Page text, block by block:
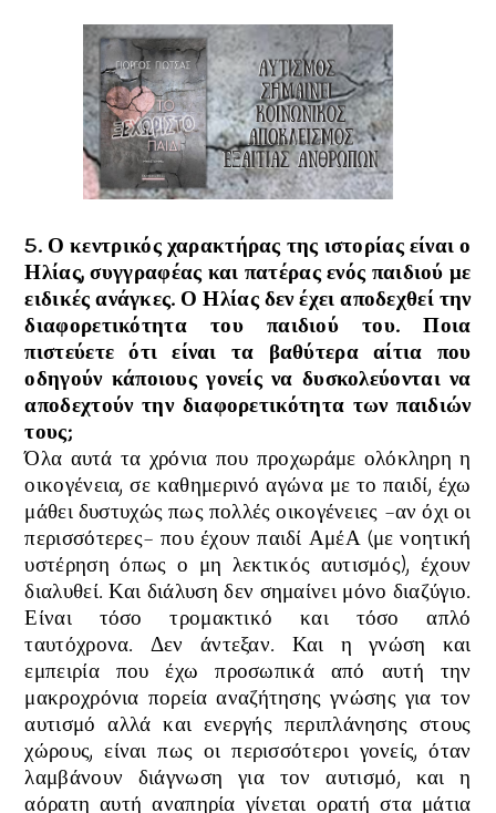
5. Ο κεντρικός χαρακτήρας της ιστορίας είναι ο
Ηλίας, συγγραφέας και πατέρας ενός παιδιού με
ειδικές ανάγκες. Ο Ηλίας δεν έχει αποδεχθεί την
διαφορετικότητα του παιδιού του. Ποια
πιστεύετε ότι είναι τα βαθύτερα αίτια που
οδηγούν κάποιους γονείς να δυσκολεύονται να
αποδεχτούν την διαφορετικότητα των παιδιών
τους;
Όλα αυτά τα χρόνια που προχωράμε ολόκληρη η
οικογένεια, σε καθημερινό αγώνα με το παιδί, έχω
μάθει δυστυχώς πως πολλές οικογένειες -αν όχι οι
περισσότερες- που έχουν παιδί ΑμέΑ (με νοητική
υστέρηση όπως ο μη λεκτικός αυτισμός), έχουν
διαλυθεί. Και διάλυση δεν σημαίνει μόνο διαζύγιο.
Είναι τόσο τρομακτικό και τόσο απλό
ταυτόχρονα. Δεν άντεξαν. Και η γνώση και
εμπειρία που έχω προσωπικά από αυτή την
μακροχρόνια πορεία αναζήτησης γνώσης για τον
αυτισμό αλλά και ενεργής περιπλάνησης στους
χώρους, είναι πως οι περισσότεροι γονείς, όταν
λαμβάνουν διάγνωση για τον αυτισμό, και η
αόρατη αυτή αναπηρία γίνεται ορατή στα μάτια